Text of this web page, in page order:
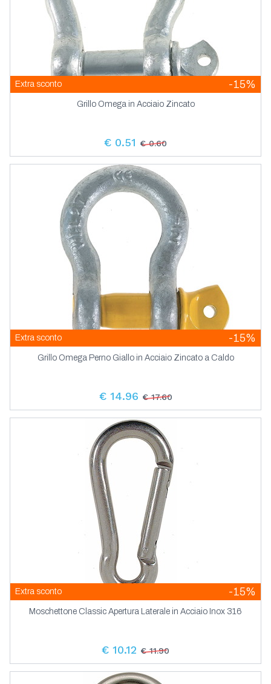
Extra sconto -15%
Grillo Omega in Acciaio Zincato
€ 0.51 € 0.60
Extra sconto -15%
Grillo Omega Perno Giallo in Acciaio Zincato a Caldo
€ 14.96 € 17.60
Extra sconto -15%
Moschettone Classic Apertura Laterale in Acciaio Inox 316
€ 10.12 € 11.90